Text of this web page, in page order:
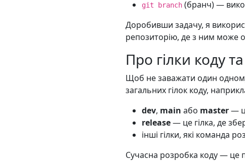
git branch (бранч) —
Доробивши задачу, я
репозиторію, де з ним може
Про гілки коду
Щоб не заважати один
загальних гілок коду,
dev, main або master—
release— це гілка, де
інші гілки, які команда
Сучасна розробка коду — це